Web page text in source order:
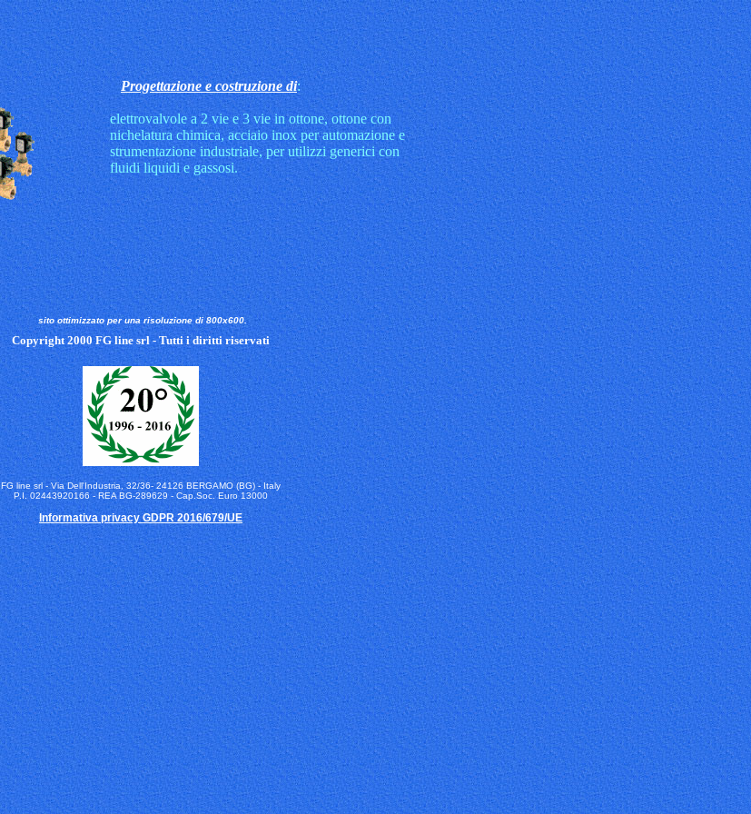
Progettazione e costruzione di:
elettrovalvole a 2 vie e 3 vie in ottone, ottone con
nichelatura chimica, acciaio inox per automazione e
strumentazione industriale, per utilizzi generici con
fluidi liquidi e gassosi.
sito ottimizzato per una risoluzione di 800x600.
Copyright 2000 FG line srl - Tutti i diritti riservati
FG line srl - Via Dell'Industria, 32/36- 24126 BERGAMO (BG) - Italy
P.I. 02443920166 - REA BG-289629 - Cap.Soc. Euro 13000
Informativa privacy GDPR 2016/679/UE